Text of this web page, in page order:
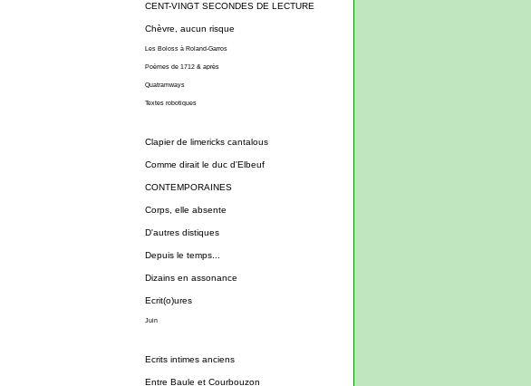
CENT-VINGT SECONDES DE LECTURE
Chèvre, aucun risque
Les Boloss à Roland-Garros
Poèmes de 1712 & après
Quatramways
Textes robotiques
Clapier de limericks cantalous
Comme dirait le duc d'Elbeuf
CONTEMPORAINES
Corps, elle absente
D'autres distiques
Depuis le temps...
Dizains en assonance
Ecrit(o)ures
Juin
Ecrits intimes anciens
Entre Baule et Courbouzon